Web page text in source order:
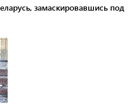
замаскировавшись под